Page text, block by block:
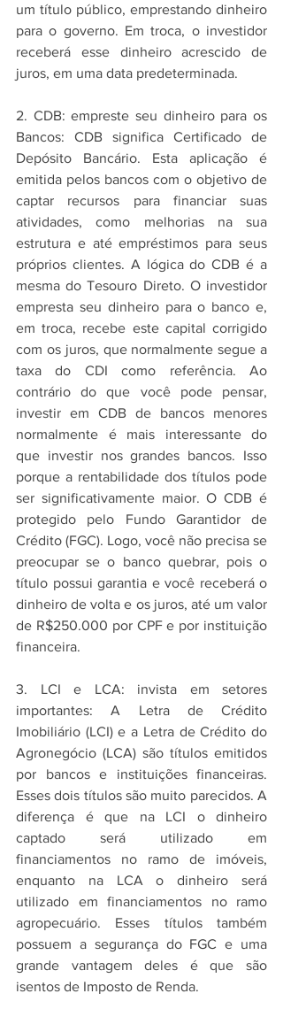
um título público, emprestando dinheiro
para o governo. Em troca, o investidor
receberá esse dinheiro acrescido de
juros, em uma data predeterminada.
2. CDB: empreste seu dinheiro para os
Bancos: CDB significa Certificado de
Depósito Bancário. Esta aplicação é
emitida pelos bancos com o objetivo de
captar recursos para financiar suas
atividades, como melhorias na sua
estrutura e até empréstimos para seus
próprios clientes. A lógica do CDB é a
mesma do Tesouro Direto. O investidor
empresta seu dinheiro para o banco e,
em troca, recebe este capital corrigido
com os juros, que normalmente segue a
taxa do CDI como referência. Ao
contrário do que você pode pensar,
investir em CDB de bancos menores
normalmente é mais interessante do
que investir nos grandes bancos. Isso
porque a rentabilidade dos títulos pode
ser significativamente maior. O CDB é
protegido pelo Fundo Garantidor de
Crédito (FGC). Logo, você não precisa se
preocupar se o banco quebrar, pois o
título possui garantia e você receberá o
dinheiro de volta e os juros, até um valor
de R$250.000 por CPF e por instituição
financeira.
3. LCI e LCA: invista em setores
importantes: A Letra de Crédito
Imobiliário (LCI) e a Letra de Crédito do
Agronegócio (LCA) são títulos emitidos
por bancos e instituições financeiras.
Esses dois títulos são muito parecidos. A
diferença é que na LCI o dinheiro
captado será utilizado em
financiamentos no ramo de imóveis,
enquanto na LCA o dinheiro será
utilizado em financiamentos no ramo
agropecuário. Esses títulos também
possuem a segurança do FGC e uma
grande vantagem deles é que são
isentos de Imposto de Renda.